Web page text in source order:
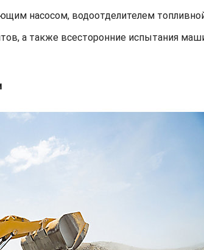
насосом, водоотделителем
а также всесторонние испытания